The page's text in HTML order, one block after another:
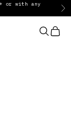
or with any
Vor
SUCHEN